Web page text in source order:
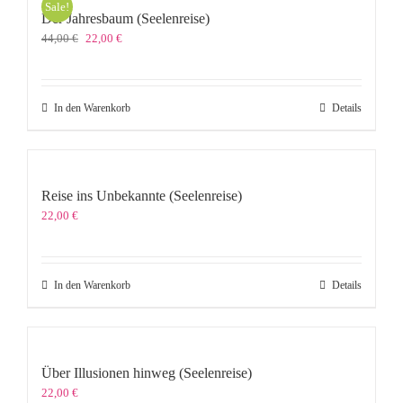
Sale!
Der Jahresbaum (Seelenreise)
44,00€ Ursprünglicher
22,00 €Aktueller
In den Warenkorb Details
Reise ins Unbekannte (Seelenreise)
22,00 €
In den Warenkorb Details
Über Illusionen hinweg (Seelenreise)
22,00 €